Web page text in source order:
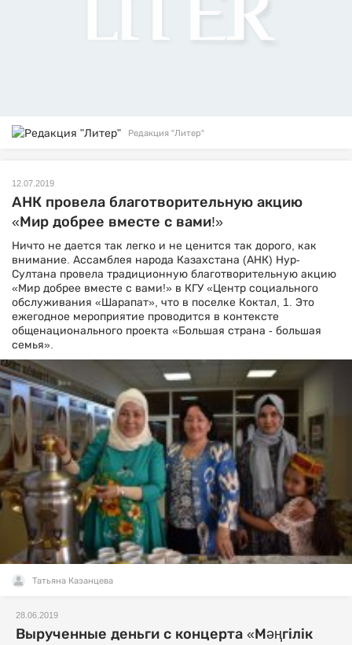
Редакция "Литер"
12.07.2019
АНК провела благотворительную акцию
«Мир добрее вместе с вами!»
Ничто не дается так легко и не ценится так дорого, как
внимание. Ассамблея народа Казахстана (АНК) Нур-
Султана провела традиционную благотворительную акцию
«Мир добрее вместе с вами!» в КГУ «Центр социального
обслуживания «Шарапат», что в поселке Коктал, 1. Это
ежегодное мероприятие проводится в контексте
общенационального проекта «Большая страна - большая
семья».
Татьяна Казанцева
28.06.2019
Вырученные деньги с концерта «Мәңгілік